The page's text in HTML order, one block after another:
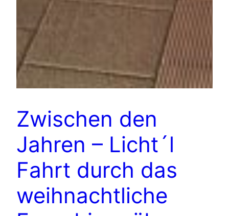
Zwischen den
Jahren – Licht´l
Fahrt durch das
weihnachtliche